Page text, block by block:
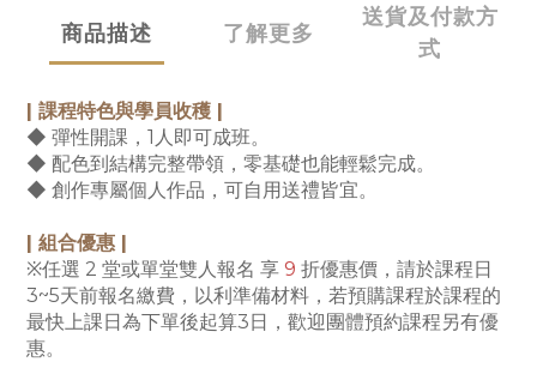
商品描述 了解更多
送貨及付款方
式
課程特色與學員收穫
◆ 彈性開課，1人即可成班。
◆ 配色到結構完整帶領，零基礎也能輕鬆完成。
◆ 創作專屬個人作品，可自用送禮皆宜。
組合優惠
※任選 2 堂或單堂雙人報名 享 9 折優惠價，請於課程日
3~5天前報名繳費，以利準備材料，若預購課程於課程的
最快上課日為下單後起算3日，歡迎團體預約課程另有優
惠。